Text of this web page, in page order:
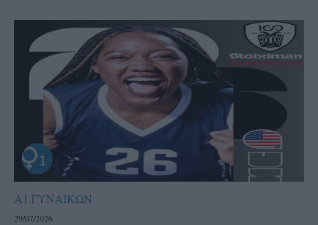
Α1 ΓΥΝΑΙΚΩΝ
29/07/2026